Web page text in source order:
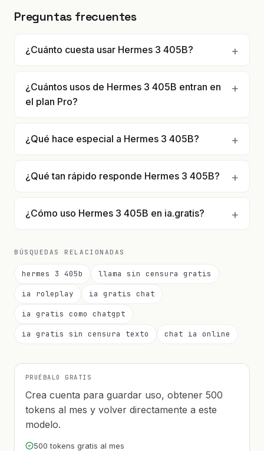
Preguntas frecuentes
¿Cuánto cuesta usar Hermes 3 405B?
¿Cuántos usos de Hermes 3 405B entran en
el plan Pro?
¿Qué hace especial a Hermes 3 405B?
¿Qué tan rápido responde Hermes 3 405B?
¿Cómo uso Hermes 3 405B en ia.gratis?
BÚSQUEDAS RELACIONADAS
hermes 3 405b
llama sin censura gratis
ia roleplay
ia gratis chat
ia gratis como chatgpt
ia gratis sin censura texto
chat ia online
PRUÉBALO GRATIS
Crea cuenta para guardar uso, obtener 500
tokens al mes y volver directamente a este
modelo.
500 tokens gratis al mes